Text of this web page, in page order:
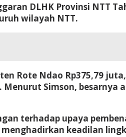
DLHK Provinsi NTT
wilayah NTT.
Rote Ndao Rp375,79
Menurut Simson, besarnya
terhadap upaya
keadilan